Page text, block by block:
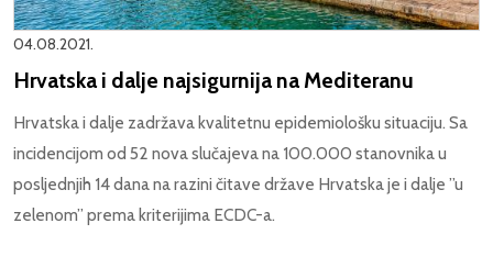
04.08.2021.
Hrvatska i dalje najsigurnija na Mediteranu
Hrvatska i dalje zadržava kvalitetnu epidemiološku situaciju. Sa
incidencijom od 52 nova slučajeva na 100.000 stanovnika u
posljednjih 14 dana na razini čitave države Hrvatska je i dalje ”u
zelenom” prema kriterijima ECDC-a.